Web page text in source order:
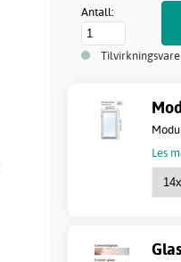
Antall:
Les